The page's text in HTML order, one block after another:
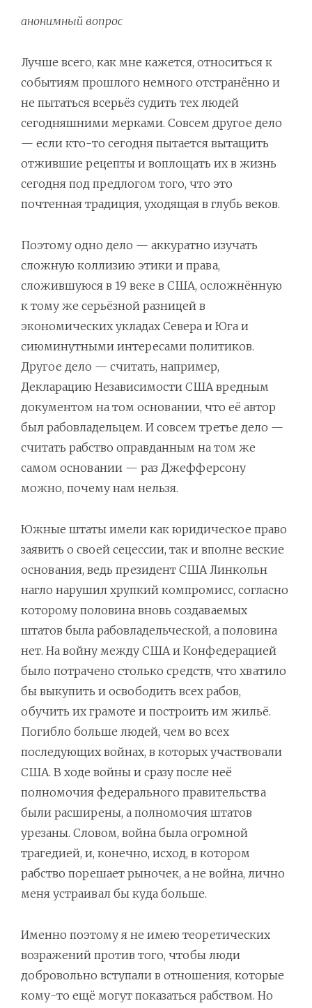
анонимный вопрос
Лучше всего, как мне кажется, относиться к
событиям прошлого немного отстранённо и
не пытаться всерьёз судить тех людей
сегодняшними мерками. Совсем другое дело
— если кто-то сегодня пытается вытащить
отжившие рецепты и воплощать их в жизнь
сегодня под предлогом того, что это
почтенная традиция, уходящая в глубь веков.
Поэтому одно дело — аккуратно изучать
сложную коллизию этики и права,
сложившуюся в 19 веке в США, осложнённую
к тому же серьёзной разницей в
экономических укладах Севера и Юга и
сиюминутными интересами политиков.
Другое дело — считать, например,
Декларацию Независимости США вредным
документом на том основании, что её автор
был рабовладельцем. И совсем третье дело —
считать рабство оправданным на том же
самом основании — раз Джефферсону
можно, почему нам нельзя.
Южные штаты имели как юридическое право
заявить о своей сецессии, так и вполне веские
основания, ведь президент США Линкольн
нагло нарушил хрупкий компромисс, согласно
которому половина вновь создаваемых
штатов была рабовладельческой, а половина
нет. На войну между США и Конфедерацией
было потрачено столько средств, что хватило
бы выкупить и освободить всех рабов,
обучить их грамоте и построить им жильё.
Погибло больше людей, чем во всех
последующих войнах, в которых участвовали
США. В ходе войны и сразу после неё
полномочия федерального правительства
были расширены, а полномочия штатов
урезаны. Словом, война была огромной
трагедией, и, конечно, исход, в котором
рабство порешает рыночек, а не война, лично
меня устраивал бы куда больше.
Именно поэтому я не имею теоретических
возражений против того, чтобы люди
добровольно вступали в отношения, которые
кому-то ещё могут показаться рабством. Но